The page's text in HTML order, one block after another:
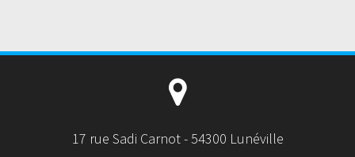
17 rue Sadi Carnot - 54300 Lunéville